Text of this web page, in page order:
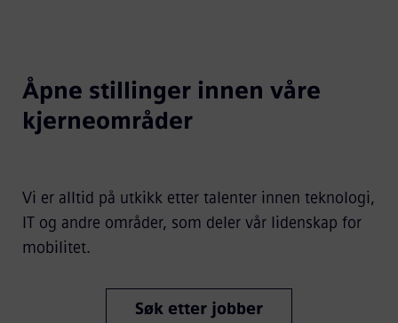
Åpne stillinger innen våre
kjerneområder
Vi er alltid på utkikk etter talenter innen teknologi,
IT og andre områder, som deler vår lidenskap for
mobilitet.
Søk etter jobber